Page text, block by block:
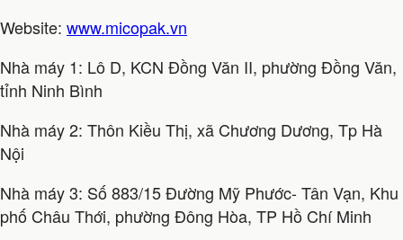
Website: www.micopak.vn
Nhà máy 1: Lô D, KCN Đồng Văn II, phường Đồng Văn,
tỉnh Ninh Bình
Nhà máy 2: Thôn Kiều Thị, xã Chương Dương, Tp Hà
Nội
Nhà máy 3: Số 883/15 Đường Mỹ Phước- Tân Vạn, Khu
phố Châu Thới, phường Đông Hòa, TP Hồ Chí Minh